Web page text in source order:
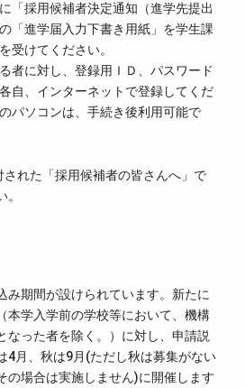
「採用候補者決定通知（進学先提出
「進学届入力下書き用紙」を学生課
受けてください。
者に対し、登録用ＩＤ、パスワード
自、インターネットで登録してくだ
パソコンは、手続き後利用可能で
れた「採用候補者の皆さんへ」で
み期間が設けられています。新たに
本学入学前の学校等において、機構
なった者を除く。）に対し、申請説
4月、秋は9月(ただし秋は募集がない
の場合は実施しません)に開催します